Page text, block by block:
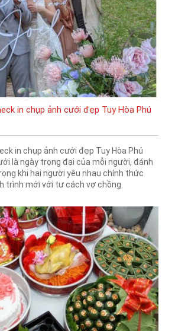
in chụp ảnh cưới đẹp Tuy Hòa Phú
in chụp ảnh cưới đẹp Tuy Hòa Phú
là ngày trọng đại của mỗi người, đánh
khi hai người yêu nhau chính thức
trình mới với tư cách vợ chồng.